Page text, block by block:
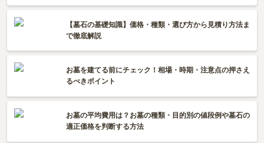
【墓石の基礎知識】価格・種類・選び方から見積り方法ま
で徹底解説
お墓を建てる前にチェック！相場・時期・注意点の押さえ
るべきポイント
お墓の平均費用は？お墓の種類・目的別の値段例や墓石の
適正価格を判断する方法